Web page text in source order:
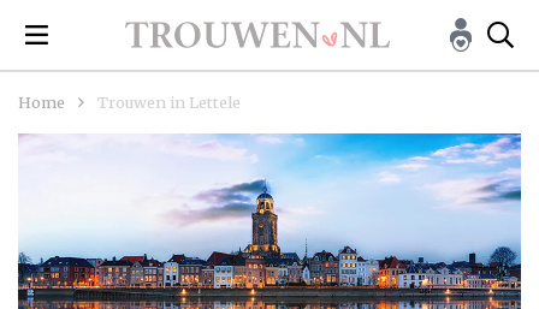
Home Trouwen in Lettele